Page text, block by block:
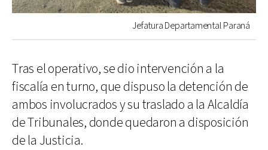
Jefatura Departamental Paraná
Tras el operativo, se dio intervención a la
fiscalía en turno, que dispuso la detención de
ambos involucrados y su traslado a la Alcaldía
de Tribunales, donde quedaron a disposición
de la Justicia.